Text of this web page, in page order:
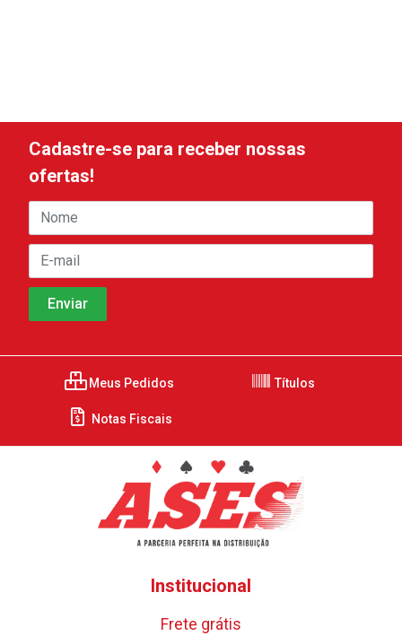
Cadastre-se para receber nossas
ofertas!
Meus Pedidos Títulos
Notas Fiscais
Institucional
Frete grátis